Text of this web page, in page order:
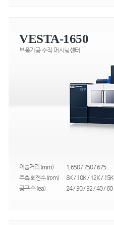
VESTA-1650
부품가공 수직 머시닝센터
이송거리 (mm)
1,650 / 750 / 675
주축 회전수 (rpm)
8K / 10K / 12K / 15K
공구 수 (ea)
24 / 30 / 32 / 40 / 60